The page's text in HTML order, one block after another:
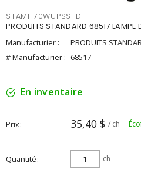
STAMH70WUPSSTD
PRODUITS STANDARD 68517
Manufacturier :
PRODUITS
# Manufacturier : 68517
En inventaire
Prix 35,40 $ / ch
Quantité ch